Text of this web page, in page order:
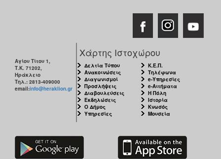
ΠΟΛΙΤΙΣΜΟΣ
Αγίου Τίτου 1,
Τ.Κ. 71202,
Ηράκλειο
Τηλ.: 2813-409000
email:info@heraklion.gr
Χάρτης Ιστοχώρου
Δελτία Τύπου
Ανακοινώσεις
Διαγωνισμοί
Προσλήψεις
Διαβουλεύσεις
Εκδηλώσεις
Ο Δήμος
Υπηρεσίες
Κ.Ε.Π.
Τηλέφωνα
e-Υπηρεσίες
e-Αιτήματα
Η Πόλη
Ιστορία
Κνωσός
Μουσεία